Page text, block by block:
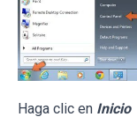
Haga clic en Inicio